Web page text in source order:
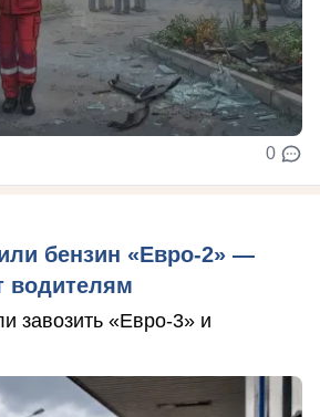
0
бензин «Евро-2» —
водителям
завозить «Евро-3» и